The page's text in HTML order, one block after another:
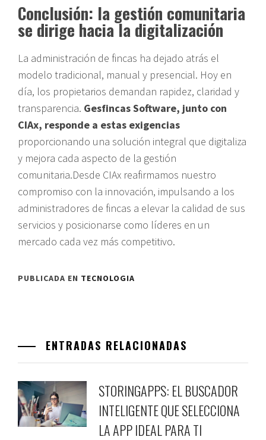
Conclusión: la gestión comunitaria
se dirige hacia la digitalización
La administración de fincas ha dejado atrás el
modelo tradicional, manual y presencial. Hoy en
día, los propietarios demandan rapidez, claridad y
transparencia. Gesfincas Software, junto con
CIAx, responde a estas exigencias
proporcionando una solución integral que digitaliza
y mejora cada aspecto de la gestión
comunitaria.Desde CIAx reafirmamos nuestro
compromiso con la innovación, impulsando a los
administradores de fincas a elevar la calidad de sus
servicios y posicionarse como líderes en un
mercado cada vez más competitivo.
PUBLICADA EN TECNOLOGIA
ENTRADAS RELACIONADAS
STORINGAPPS: EL BUSCADOR
INTELIGENTE QUE SELECCIONA
LA APP IDEAL PARA TI